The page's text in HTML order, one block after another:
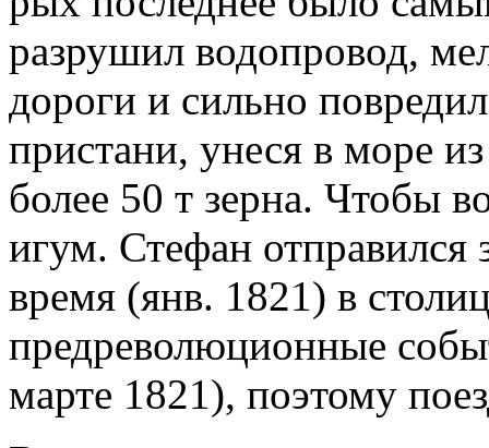
разрушил водопровод,
дороги и сильно
пристани, унеся в море
более 50 т зерна. Чтобы
игум. Стефан
время (янв. 1821) в
предреволюционные
марте 1821), поэтому